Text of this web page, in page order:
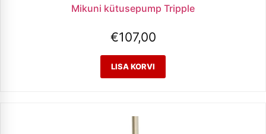
Mikuni kütusepump Tripple
€107,00